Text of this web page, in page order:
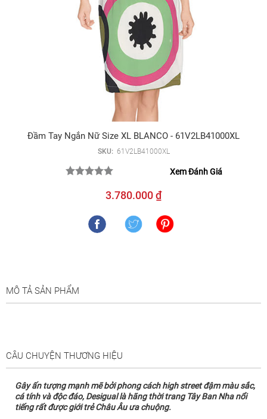
Đầm Tay Ngắn Nữ Size XL BLANCO - 61V2LB41000XL
SKU: 61V2LB41000XL
Xem Đánh Giá
3.780.000 ₫
MÔ TẢ SẢN PHẨM
CÂU CHUYỆN THƯƠNG HIỆU
Gây ấn tượng mạnh mẽ bởi phong cách high street đậm màu sắc,
cá tính và độc đáo, Desigual là hãng thời trang Tây Ban Nha nổi
tiếng rất được giới trẻ Châu Âu ưa chuộng.